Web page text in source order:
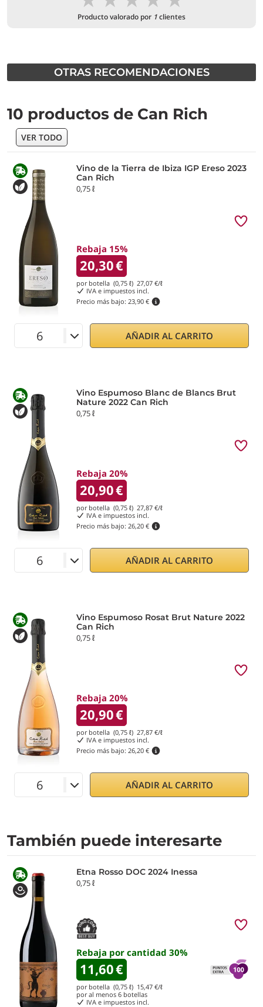
Producto valorado por 1clientes
OTRAS RECOMENDACIONES
10 productos de Can Rich
VER TODO
Vino de la Tierra de Ibiza IGP Ereso 2023
Can Rich
0,75 ℓ
Rebaja 15%
20,30€
por botella (0,75 ℓ) 27,07 €/ℓ
IVA e impuestos incl.
Precio más bajo: 23,90 €
AÑADIR AL CARRITO
Vino Espumoso Blanc de Blancs Brut
Nature 2022 Can Rich
0,75 ℓ
Rebaja 20%
20,90€
por botella (0,75 ℓ) 27,87 €/ℓ
IVA e impuestos incl.
Precio más bajo: 26,20 €
AÑADIR AL CARRITO
Vino Espumoso Rosat Brut Nature 2022
Can Rich
0,75 ℓ
Rebaja 20%
20,90€
por botella (0,75 ℓ) 27,87 €/ℓ
IVA e impuestos incl.
Precio más bajo: 26,20 €
AÑADIR AL CARRITO
También puede interesarte
Etna Rosso DOC 2024 Inessa
0,75 ℓ
Rebaja por cantidad 30%
11,60€
por botella (0,75 ℓ) 15,47 €/ℓ
por al menos 6 botellas
IVA e impuestos incl.